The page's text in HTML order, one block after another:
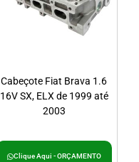
Cabeçote Fiat Brava 1.6
16V SX, ELX de 1999 até
2003
Clique Aqui - ORÇAMENTO